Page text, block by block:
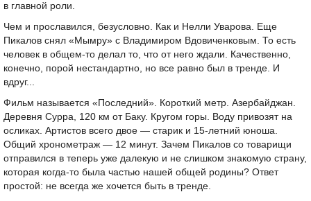
в главной роли.
Чем и прославился, безусловно. Как и Нелли Уварова. Еще
Пикалов снял «Мымру» с Владимиром Вдовиченковым. То есть
человек в общем-то делал то, что от него ждали. Качественно,
конечно, порой нестандартно, но все равно был в тренде. И
вдруг...
Фильм называется «Последний». Короткий метр. Азербайджан.
Деревня Сурра, 120 км от Баку. Кругом горы. Воду привозят на
осликах. Артистов всего двое — старик и 15-летний юноша.
Общий хронометраж — 12 минут. Зачем Пикалов со товарищи
отправился в теперь уже далекую и не слишком знакомую страну,
которая когда-то была частью нашей общей родины? Ответ
простой: не всегда же хочется быть в тренде.